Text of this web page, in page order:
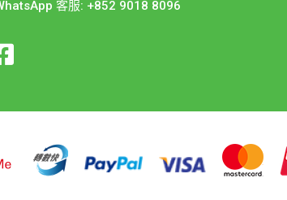
客服: +852 9018 8096